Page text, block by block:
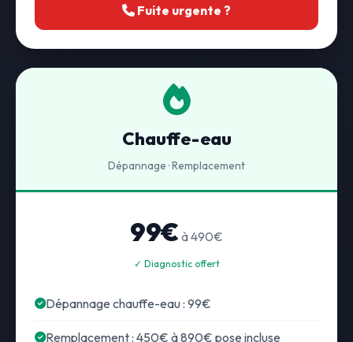
Fuite urgente ?
Chauffe-eau
Dépannage · Remplacement
99€ à 490€
✓ Diagnostic offert
Dépannage chauffe-eau : 99€
Remplacement : 450€ à 890€ pose incluse